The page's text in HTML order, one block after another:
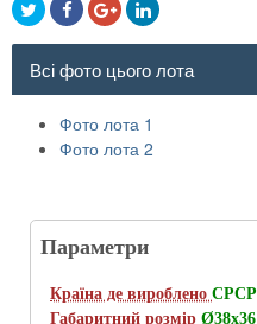
Всі фото цього лота
Фото лота 1
Фото лота 2
Параметри
Країна де вироблено СРСР
Габаритний розмір Ø38х36